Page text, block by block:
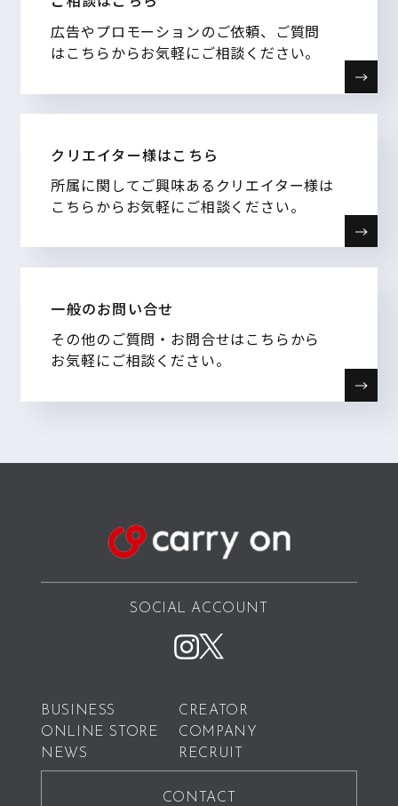
広告やプロモーションのご依頼、ご質問
はこちらからお気軽にご相談ください。
クリエイター様はこちら
所属に関してご興味あるクリエイター様は
こちらからお気軽にご相談ください。
一般のお問い合せ
その他のご質問・お問合せはこちらから
お気軽にご相談ください。
SOCIAL ACCOUNT
BUSINESS
CREATOR
ONLINE STORE
COMPANY
NEWS
RECRUIT
CONTACT